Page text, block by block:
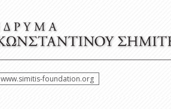
www.simitis-foundation.org